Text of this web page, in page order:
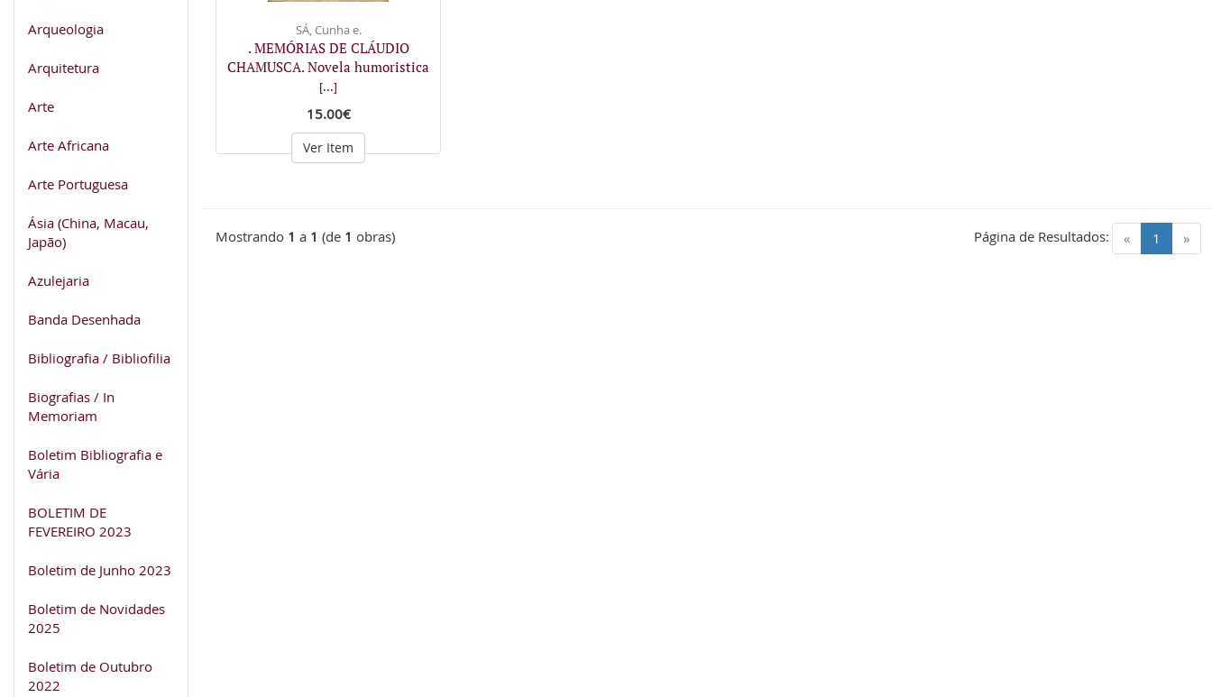
Arqueologia
Arquitetura
Arte
Arte Africana
Arte Portuguesa
Ásia (China, Macau,
Japão)
Azulejaria
Banda Desenhada
Bibliografia / Bibliofilia
Biografias / In
Memoriam
Boletim Bibliografia e
Vária
BOLETIM DE
FEVEREIRO 2023
Boletim de Junho 2023
Boletim de Novidades
2025
Boletim de Outubro
2022
SÁ, Cunha e.
. MEMÓRIAS DE CLÁUDIO
CHAMUSCA. Novela humoristica
[...]
15.00€
Ver Item
Mostrando 1 a 1 (de 1 obras) « 1 (current)
»
Página de Resultados: